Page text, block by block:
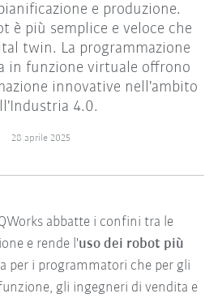
e produzione.
è più semplice e veloce che
twin. La programmazione
in funzione virtuale offrono
innovative nell'ambito
4.0.
28 aprile 2025
abbatte i confini tra le
e rende l'uso dei robot più
per i programmatori che per gli
gli ingegneri di vendita e